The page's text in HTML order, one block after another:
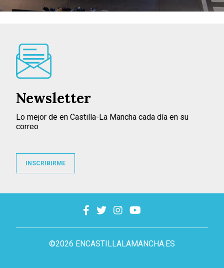
©2026 ENCASTILLALAMANCHA.ES
Newsletter
Lo mejor de en Castilla-La Mancha cada día en su
correo
INSCRIBIRME